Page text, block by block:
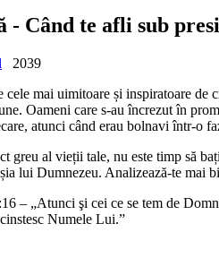
- Când te afli sub
2039
mai uimitoare și inspiratoare de
Oameni care s-au încrezut în
atunci când erau bolnavi într-o
greu al vieții tale, nu este timp să
lui Dumnezeu. Analizează-te mai
– „Atunci şi cei ce se tem de
Numele Lui.”